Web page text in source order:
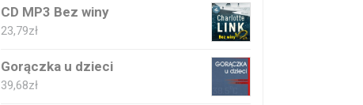
CD MP3 Bez winy
23,79zł
Gorączka u dzieci
39,68zł